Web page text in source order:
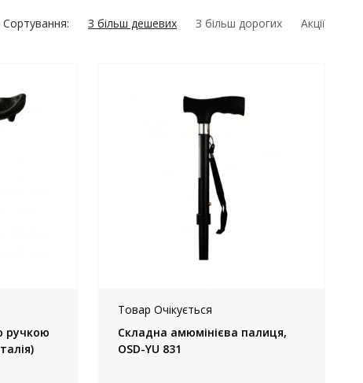
Сортування: З більш дешевих З більш дорогих Акції
ручкою
Товар Очікується
Складна амюмінієва палиця,
OSD-YU 831